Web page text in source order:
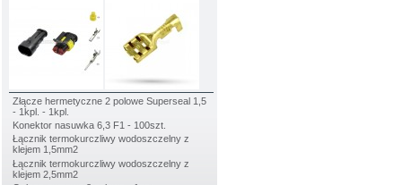
Złącze hermetyczne 2 polowe Superseal 1,5
- 1kpl. - 1kpl.
Konektor nasuwka 6,3 F1 - 100szt.
Łącznik termokurczliwy wodoszczelny z
klejem 1,5mm2
Łącznik termokurczliwy wodoszczelny z
klejem 2,5mm2